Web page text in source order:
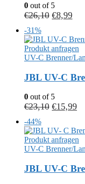
0 out of 5
€26,10 €8,99
-31%
Produkt anfragen
UV-C Brenner/
JBL UV-C
0 out of 5
€23,10 €15,99
-44%
Produkt anfragen
UV-C Brenner/
JBL UV-C